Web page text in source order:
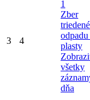
3 4
1
Zber
odpadu
plasty
všetky
dňa